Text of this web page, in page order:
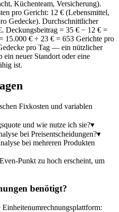
Küchenteam, Versicherung).
pro Gericht: 12 € (Lebensmittel,
Gedecke). Durchschnittlicher
Deckungsbeitrag = 35 € − 12 € =
15.000 € ÷ 23 € = 653 Gerichte pro
pro Tag — ein nützlicher
neuer Standort oder eine
ist.
Fixkosten und variablen
und wie nutze ich sie?▾
bei Preisentscheidungen?▾
bei mehreren Produkten
Punkt zu hoch erscheint, um
benötigt?